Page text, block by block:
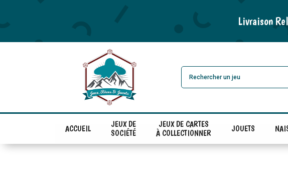
Livraison
ACCUEIL
JEUX DE
SOCIÉTÉ
JEUX DE CARTES
À COLLECTIONNER
JOUETS